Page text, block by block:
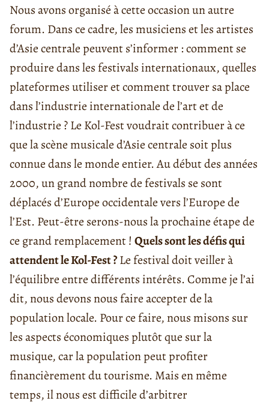
Nous avons organisé à cette occasion un autre
forum. Dans ce cadre, les musiciens et les artistes
d’Asie centrale peuvent s’informer : comment se
produire dans les festivals internationaux, quelles
plateformes utiliser et comment trouver sa place
dans l’industrie internationale de l’art et de
l’industrie ? Le Kol-Fest voudrait contribuer à ce
que la scène musicale d’Asie centrale soit plus
connue dans le monde entier. Au début des années
2000, un grand nombre de festivals se sont
déplacés d’Europe occidentale vers l’Europe de
l’Est. Peut-être serons-nous la prochaine étape de
ce grand remplacement ! Quels sont les défis qui
attendent le Kol-Fest ?Le festival doit veiller à
l’équilibre entre différents intérêts. Comme je l’ai
dit, nous devons nous faire accepter de la
population locale. Pour ce faire, nous misons sur
les aspects économiques plutôt que sur la
musique, car la population peut profiter
financièrement du tourisme. Mais en même
temps, il nous est difficile d’arbitrer